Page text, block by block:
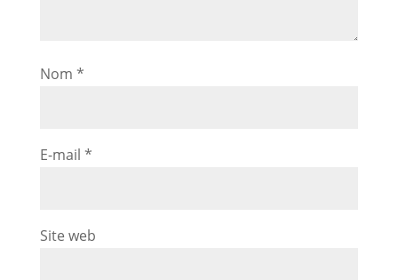
Nom *
E-mail *
Site web